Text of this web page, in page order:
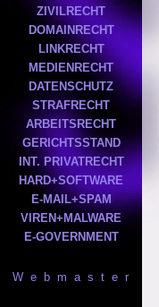
ZIVILRECHT
DOMAINRECHT
LINKRECHT
MEDIENRECHT
DATENSCHUTZ
STRAFRECHT
ARBEITSRECHT
GERICHTSSTAND
INT. PRIVATRECHT
HARD+SOFTWARE
E-MAIL+SPAM
VIREN+MALWARE
E-GOVERNMENT
W e b m a s t e r